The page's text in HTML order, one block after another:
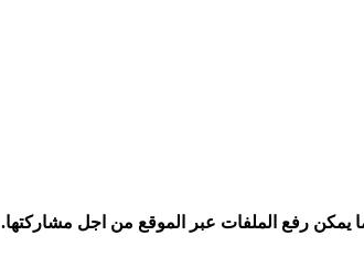
يمكن رفع الملفات عبر الموقع من اجل مشاركتها.